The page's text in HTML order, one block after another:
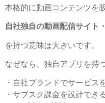
本格的に動画コンテンツを
自社独自の動画配信サイト
を持つ意味は大きいです。
なぜなら、独自アプリを持
・自社ブランドでサービス
・サブスク課金を設計でき